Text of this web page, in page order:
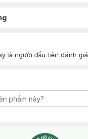
là người đầu tiên đánh giá